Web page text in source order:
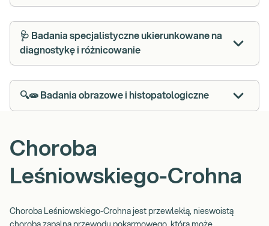
🩺 Badania specjalistyczne ukierunkowane na
diagnostykę i różnicowanie
🔍🧫 Badania obrazowe i histopatologiczne
Choroba
Leśniowskiego-Crohna
Choroba Leśniowskiego-Crohna jest przewlekłą, nieswoistą